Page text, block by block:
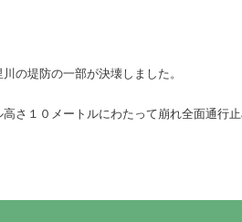
の堤防の一部が決壊しました。
さ１０メートルにわたって崩れ全面通行